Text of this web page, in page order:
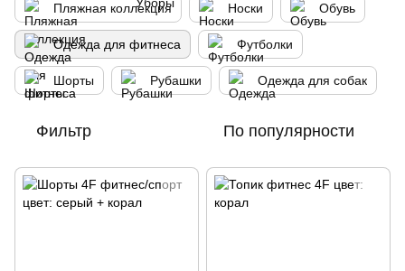
Пляжная коллекция Носки Обувь
Одежда для фитнеса Футболки
Шорты Рубашки Одежда для собак
Фильтр По популярности